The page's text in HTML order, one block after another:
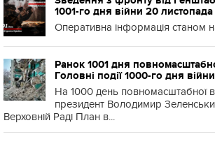
1001-го дня війни 20
Оперативна інформація станом
Ранок 1001 дня
Головні події 1000-го дня
На 1000 день повномасштабної
президент Володимир
Верховній Раді План в...